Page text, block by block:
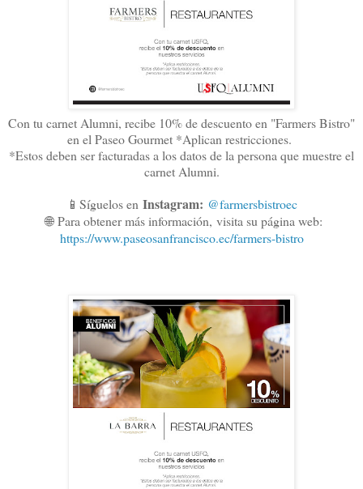
Con tu carnet Alumni, recibe 10% de descuento en "Farmers Bistro"
en el Paseo Gourmet *Aplican restricciones.
*Estos deben ser facturadas a los datos de la persona que muestre el
carnet Alumni.
📱Síguelos en Instagram: @farmersbistroec
🌐Para obtener más información, visita su página web:
https://www.paseosanfrancisco.ec/farmers-bistro